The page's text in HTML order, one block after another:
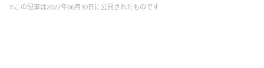
※この記事は2022年06月30日に公開されたものです